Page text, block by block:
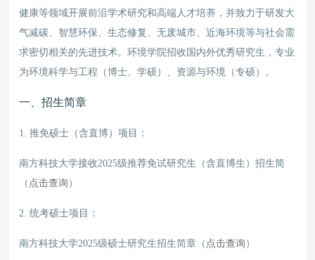
健康等领域开展前沿学术研究和高端人才培养，并致力于研发大
气减碳、智慧环保、生态修复、无废城市、近海环境等与社会需
求密切相关的先进技术。环境学院招收国内外优秀研究生，专业
为环境科学与工程（博士、学硕）、资源与环境（专硕）。
一、招生简章
1. 推免硕士（含直博）项目：
南方科技大学接收2025级推荐免试研究生（含直博生）招生简
（ 点击查询 ）
2. 统考硕士项目：
南方科技大学2025级硕士研究生招生简章（ 点击查询 ）